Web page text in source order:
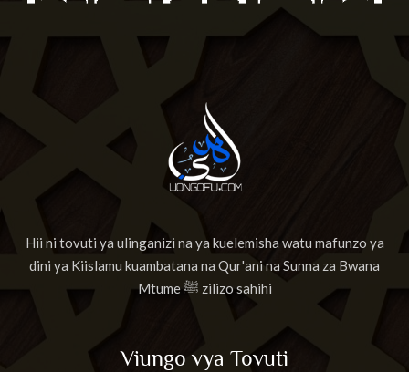
Hii ni tovuti ya ulinganizi na ya kuelemisha watu mafunzo ya
dini ya Kiislamu kuambatana na Qur'ani na Sunna za Bwana
Mtume ﷺ zilizo sahihi
Viungo vya Tovuti